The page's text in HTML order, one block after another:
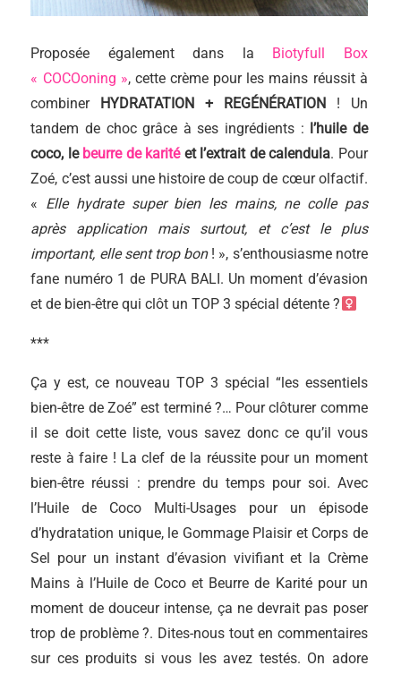
Proposée également dans la Biotyfull Box
« COCOoning », cette crème pour les mains réussit à
combiner
HYDRATATION + REGÉNÉRATION
! Un
tandem de choc grâce à ses ingrédients : l’huile de
coco, le beurre de karitéet l’extrait de calendula. Pour
Zoé, c’est aussi une histoire de coup de cœur olfactif.
« Elle hydrate super bien les mains, ne colle pas
après application mais surtout, et c’est le plus
important, elle sent trop bon! », s’enthousiasme notre
fane numéro 1 de PURA BALI. Un moment d’évasion
et de bien-être qui clôt un TOP 3 spécial détente ?‍
***
Ça y est, ce nouveau TOP 3 spécial “les essentiels
bien-être de Zoé” est terminé ?… Pour clôturer comme
il se doit cette liste, vous savez donc ce qu’il vous
reste à faire ! La clef de la réussite pour un moment
bien-être réussi : prendre du temps pour soi. Avec
l’Huile de Coco Multi-Usages pour un épisode
d’hydratation unique, le Gommage Plaisir et Corps de
Sel pour un instant d’évasion vivifiant et la Crème
Mains à l’Huile de Coco et Beurre de Karité pour un
moment de douceur intense, ça ne devrait pas poser
trop de problème ?. Dites-nous tout en commentaires
sur ces produits si vous les avez testés. On adore